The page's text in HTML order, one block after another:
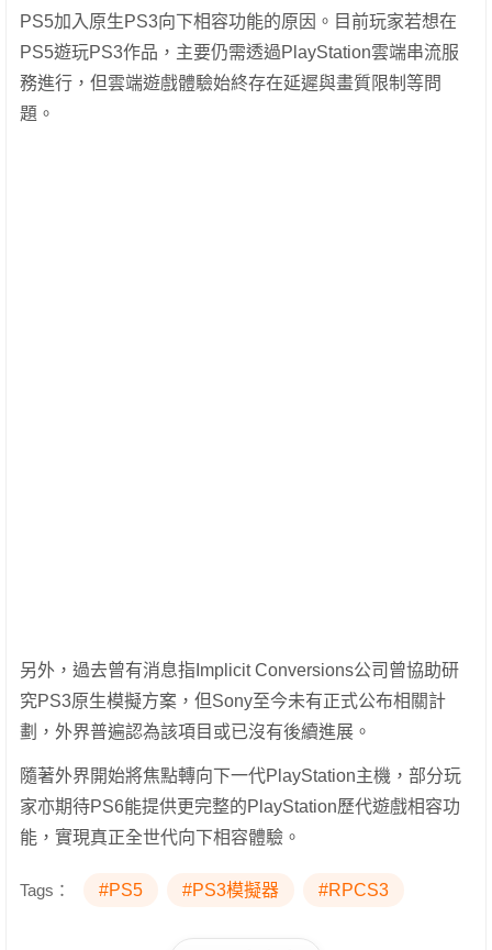
PS5加入原生PS3向下相容功能的原因。目前玩家若想在
PS5遊玩PS3作品，主要仍需透過PlayStation雲端串流服
務進行，但雲端遊戲體驗始終存在延遲與畫質限制等問
題。
另外，過去曾有消息指Implicit Conversions公司曾協助研
究PS3原生模擬方案，但Sony至今未有正式公布相關計
劃，外界普遍認為該項目或已沒有後續進展。
隨著外界開始將焦點轉向下一代PlayStation主機，部分玩
家亦期待PS6能提供更完整的PlayStation歷代遊戲相容功
能，實現真正全世代向下相容體驗。
Tags： #PS5 #PS3模擬器 #RPCS3